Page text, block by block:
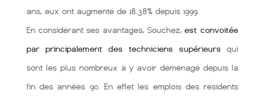
ans, eux ont augmenté de 18.38% depuis 1999.
En considérant ses avantages, Souchez, est convoitée
par principalement des techniciens supérieurs qui
sont les plus nombreux à y avoir déménagé depuis la
fin des années 90. En effet les emplois des résidents